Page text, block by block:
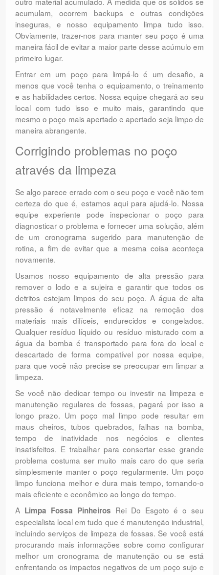
acumulam, ocorrem backups e outras condições
inseguras, e nosso equipamento limpa tudo isso.
Obviamente, trazer-nos para manter seu poço é uma
maneira fácil de evitar a maior parte desse acúmulo em
primeiro lugar.
Entrar em um poço para limpá-lo é um desafio, a
menos que você tenha o equipamento, o treinamento
e as habilidades certos. Nossa equipe chegará ao seu
local com tudo isso e muito mais, garantindo que
mesmo o poço mais apertado e apertado seja limpo de
maneira abrangente.
Corrigindo problemas no poço
através da limpeza
Se algo parece errado com o seu poço e você não tem
certeza do que é, estamos aqui para ajudá-lo. Nossa
equipe experiente pode inspecionar o poço para
diagnosticar o problema e fornecer uma solução, além
de um cronograma sugerido para manutenção de
rotina, a fim de evitar que a mesma coisa aconteça
novamente.
Usamos nosso equipamento de alta pressão para
remover o lodo e a sujeira e garantir que todos os
detritos estejam limpos do seu poço. A água de alta
pressão é notavelmente eficaz na remoção dos
materiais mais difíceis, endurecidos e congelados.
Qualquer resíduo líquido ou resíduo misturado com a
água da bomba é transportado para fora do local e
descartado de forma compatível por nossa equipe,
para que você não precise se preocupar em limpar a
limpeza.
Se você não dedicar tempo ou investir na limpeza e
manutenção regulares de fossas, pagará por isso a
longo prazo. Um poço mal limpo pode resultar em
maus cheiros, tubos quebrados, falhas na bomba,
tempo de inatividade nos negócios e clientes
insatisfeitos. E trabalhar para consertar esse grande
problema costuma ser muito mais caro do que seria
simplesmente manter o poço regularmente. Um poço
limpo funciona melhor e dura mais tempo, tornando-o
mais eficiente e econômico ao longo do tempo.
A Limpa Fossa Pinheiros Rei Do Esgoto é o seu
especialista local em tudo que é manutenção industrial,
incluindo serviços de limpeza de fossas. Se você está
procurando mais informações sobre como configurar
melhor um cronograma de manutenção ou se está
enfrentando os impactos negativos de um poço sujo e